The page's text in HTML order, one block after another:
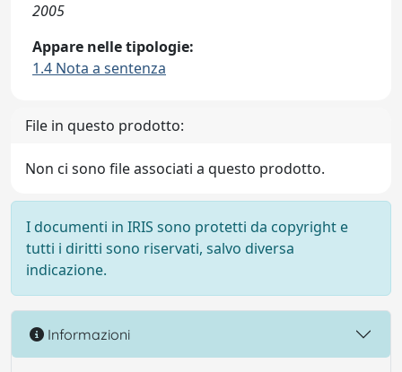
2005
Appare nelle tipologie:
1.4 Nota a sentenza
File in questo prodotto:
Non ci sono file associati a questo prodotto.
I documenti in IRIS sono protetti da copyright e
tutti i diritti sono riservati, salvo diversa
indicazione.
Informazioni